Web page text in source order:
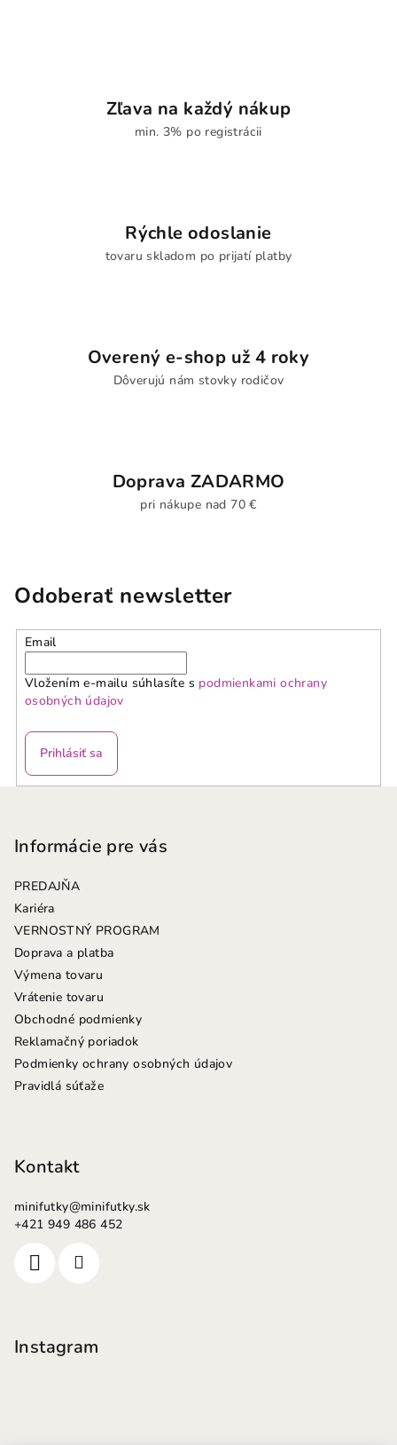
Zľava na každý nákup
min. 3% po registrácii
Rýchle odoslanie
tovaru skladom po prijatí platby
Overený e-shop už 4 roky
Dôverujú nám stovky rodičov
Doprava ZADARMO
pri nákupe nad 70 €
Odoberať newsletter
Email
Vložením e-mailu súhlasíte s podmienkami ochrany
osobných údajov
Prihlásiť sa
Informácie pre vás
PREDAJŇA
Kariéra
VERNOSTNÝ PROGRAM
Doprava a platba
Výmena tovaru
Vrátenie tovaru
Obchodné podmienky
Reklamačný poriadok
Podmienky ochrany osobných údajov
Pravidlá súťaže
Kontakt
minifutky@minifutky.sk
+421 949 486 452
Instagram